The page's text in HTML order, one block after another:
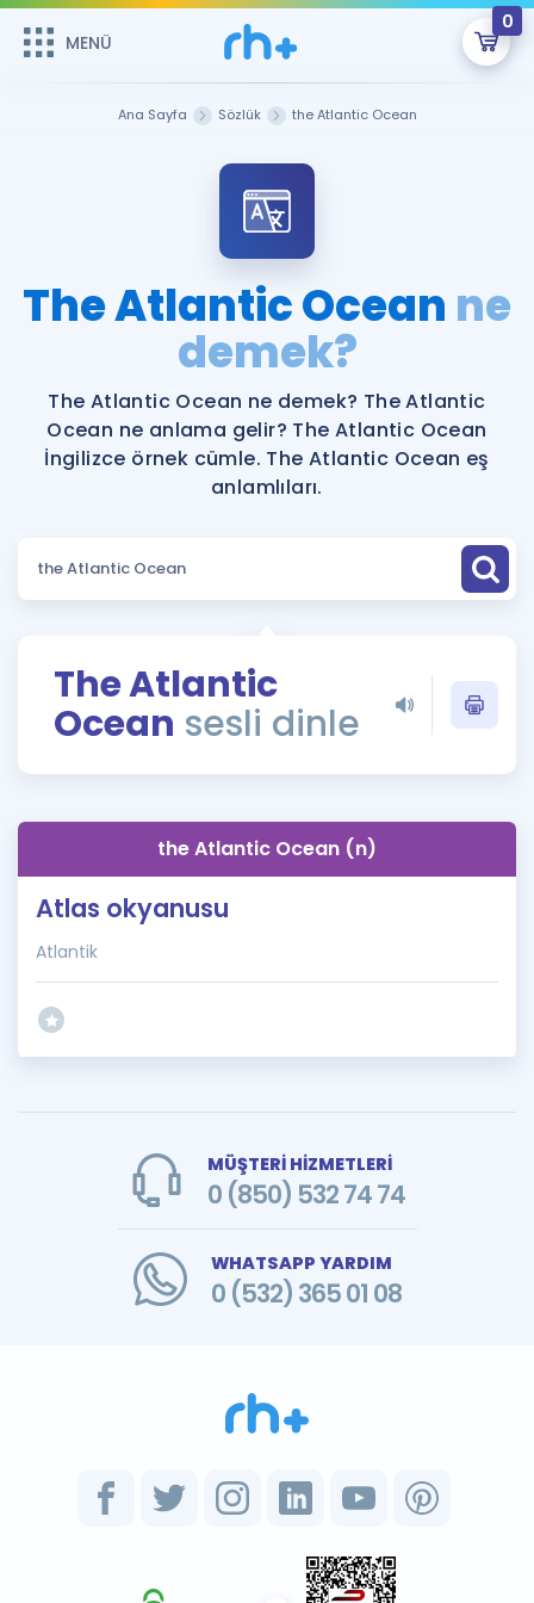
MENÜ
0
Şifremi Hatırlamıyorum
Sepetin Şu An Boş.
Remzi Hoca ile seni sınava hazırlayacak onlarca eğitim seni
bekliyor!
MENÜ
Katılımcı Görüşleri
Faydalı Araçlar
Ücretsiz Kaynaklar
ÖSYM Sınav Takvimi
Kampanyalar
Blog
İngilizce Gramer
Blog
İngilizce Gramer
Kariyer
Ana Sayfa Sözlük the Atlantic Ocean
The Atlantic Ocean ne
demek?
The Atlantic Ocean ne demek? The Atlantic
Ocean ne anlama gelir? The Atlantic Ocean
İngilizce örnek cümle. The Atlantic Ocean eş
anlamlıları.
The Atlantic
Ocean sesli dinle
the Atlantic Ocean (n)
Atlas okyanusu
Atlantik
MÜŞTERİ HİZMETLERİ
0 (850) 532 74 74
WHATSAPP YARDIM
0 (532) 365 01 08